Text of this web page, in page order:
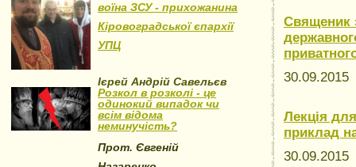
воїна ЗСУ - прихожанина
Кіровоградської єпархії
УПЦ
Ієрей Андрій Савельєв
Розкол в розколі - це
одинокий випадок чи
всім відома
неминучість?
Прот. Євгеній
Священик
30.09.2015
Лекція
приклад
30.09.2015